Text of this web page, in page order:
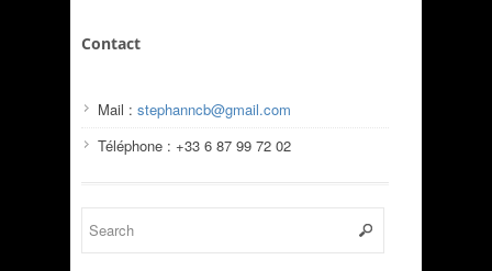
Contact
Mail : stephanncb@gmail.com
Téléphone : +33 6 87 99 72 02